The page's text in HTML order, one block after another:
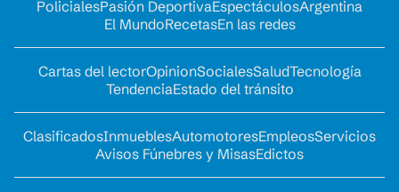
PolicialesPasión DeportivaEspectáculosArgentina
El MundoRecetasEn las redes
Cartas del lectorOpinionSocialesSaludTecnología
TendenciaEstado del tránsito
ClasificadosInmueblesAutomotoresEmpleosServicios
Avisos Fúnebres y MisasEdictos